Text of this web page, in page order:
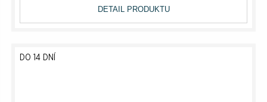
DETAIL PRODUKTU
DO 14 DNÍ